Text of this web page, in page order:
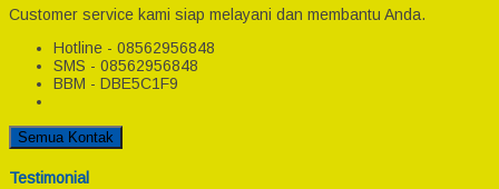
Customer service kami siap melayani dan membantu Anda.
Hotline - 08562956848
SMS - 08562956848
BBM - DBE5C1F9
Semua Kontak
Testimonial